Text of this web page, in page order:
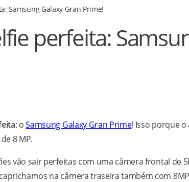
Samsung Galaxy Gran Prime!
perfeita:
: oSamsung Galaxy Gran Prime! Isso porque
8 MP.
vão sair perfeitas com uma câmera frontal de
na câmera traseira também com 8MP